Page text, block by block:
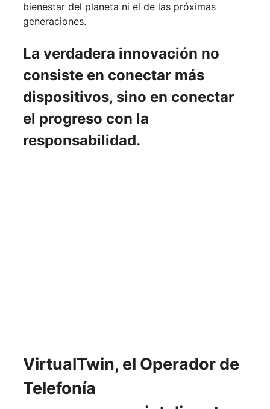
bienestar del planeta ni el de las próximas
generaciones.
La verdadera innovación no
consiste en conectar más
dispositivos, sino en conectar
el progreso con la
responsabilidad.
VirtualTwin, el Operador de
Telefonía